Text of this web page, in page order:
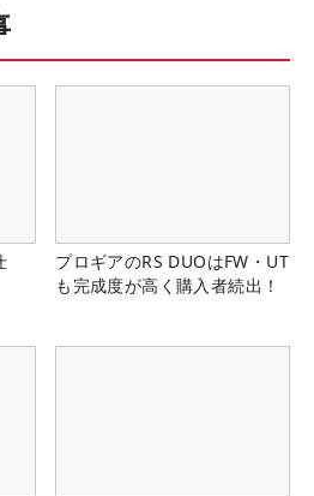
プロギアのRS DUOはFW・UT
も完成度が高く購入者続出！